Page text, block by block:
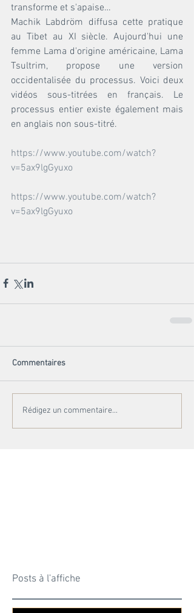
transforme et s'apaise…
Machik Labdröm diffusa cette pratique
au Tibet au XI siècle. Aujourd'hui une
femme Lama d'origine américaine, Lama
Tsultrim, propose une version
occidentalisée du processus. Voici deux
vidéos sous-titrées en français. Le
processus entier existe également mais
en anglais non sous-titré.
https://www.youtube.com/watch?
v=5ax9lgGyuxo
https://www.youtube.com/watch?
v=5ax9lgGyuxo
Commentaires
Rédigez un commentaire...
Posts à l'affiche